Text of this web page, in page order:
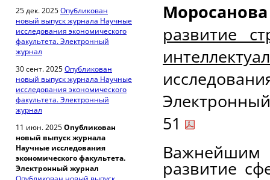
25 дек. 2025Опубликован
новый выпуск журнала Научные
исследования экономического
факультета. Электронный
журнал
30 сент. 2025Опубликован
новый выпуск журнала Научные
исследования экономического
факультета. Электронный
журнал
11 июн. 2025Опубликован
новый выпуск журнала
Научные исследования
экономического факультета.
Электронный журнал
развитие
51
Важнейшим
развитие